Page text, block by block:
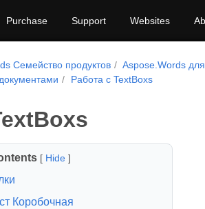
Purchase Support Websites
Семейство продуктов Aspose.Words
Работа с TextBoxs
[ Hide ]
Коробочная